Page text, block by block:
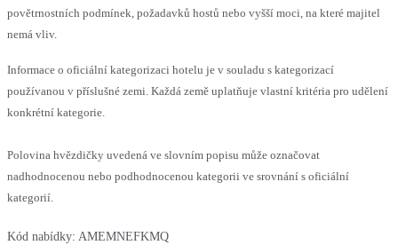
povětrnostních podmínek, požadavků hostů nebo vyšší moci, na které majitel
nemá vliv.
Informace o oficiální kategorizaci hotelu je v souladu s kategorizací
používanou v příslušné zemi. Každá země uplatňuje vlastní kritéria pro udělení
konkrétní kategorie.
Polovina hvězdičky uvedená ve slovním popisu může označovat
nadhodnocenou nebo podhodnocenou kategorii ve srovnání s oficiální
kategorií.
Kód nabídky: AMEMNEFKMQ